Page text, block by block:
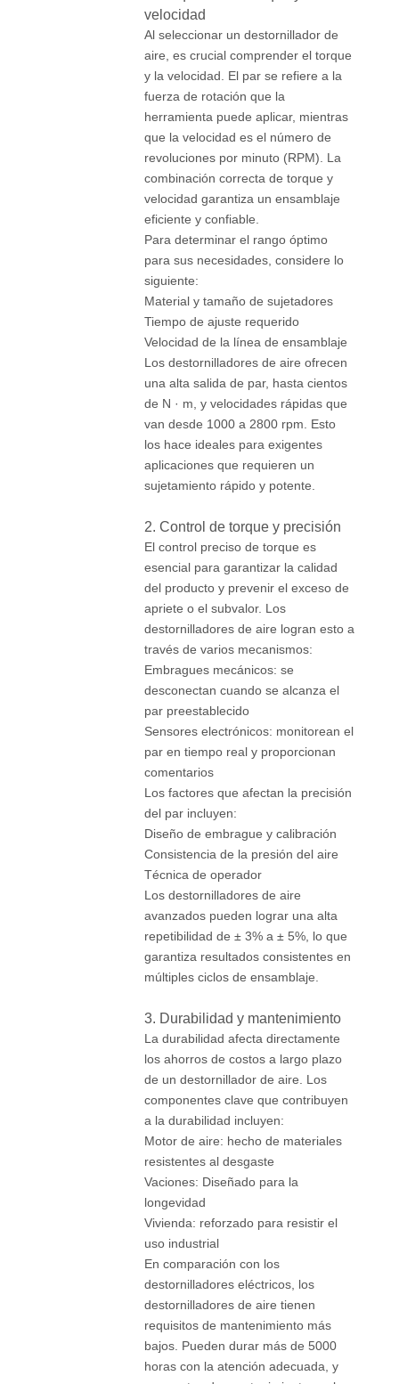
velocidad
Al seleccionar un destornillador de
aire, es crucial comprender el torque
y la velocidad. El par se refiere a la
fuerza de rotación que la
herramienta puede aplicar, mientras
que la velocidad es el número de
revoluciones por minuto (RPM). La
combinación correcta de torque y
velocidad garantiza un ensamblaje
eficiente y confiable.
Para determinar el rango óptimo
para sus necesidades, considere lo
siguiente:
Material y tamaño de sujetadores
Tiempo de ajuste requerido
Velocidad de la línea de ensamblaje
Los destornilladores de aire ofrecen
una alta salida de par, hasta cientos
de N · m, y velocidades rápidas que
van desde 1000 a 2800 rpm. Esto
los hace ideales para exigentes
aplicaciones que requieren un
sujetamiento rápido y potente.
2. Control de torque y precisión
El control preciso de torque es
esencial para garantizar la calidad
del producto y prevenir el exceso de
apriete o el subvalor. Los
destornilladores de aire logran esto a
través de varios mecanismos:
Embragues mecánicos: se
desconectan cuando se alcanza el
par preestablecido
Sensores electrónicos: monitorean el
par en tiempo real y proporcionan
comentarios
Los factores que afectan la precisión
del par incluyen:
Diseño de embrague y calibración
Consistencia de la presión del aire
Técnica de operador
Los destornilladores de aire
avanzados pueden lograr una alta
repetibilidad de ± 3% a ± 5%, lo que
garantiza resultados consistentes en
múltiples ciclos de ensamblaje.
3. Durabilidad y mantenimiento
La durabilidad afecta directamente
los ahorros de costos a largo plazo
de un destornillador de aire. Los
componentes clave que contribuyen
a la durabilidad incluyen:
Motor de aire: hecho de materiales
resistentes al desgaste
Vaciones: Diseñado para la
longevidad
Vivienda: reforzado para resistir el
uso industrial
En comparación con los
destornilladores eléctricos, los
destornilladores de aire tienen
requisitos de mantenimiento más
bajos. Pueden durar más de 5000
horas con la atención adecuada, y